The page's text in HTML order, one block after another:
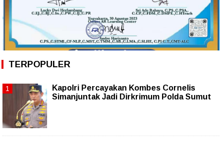
TERPOPULER
Kapolri Percayakan Kombes Cornelis
Simanjuntak Jadi Dirkrimum Polda Sumut